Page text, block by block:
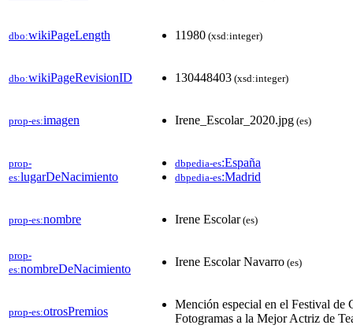
dbo:wikiPageLength 11980 (xsd:integer)
dbo:wikiPageRevisionID 130448403 (xsd:integer)
prop-es:imagen Irene_Escolar_2020.jpg (es)
prop-
es:lugarDeNacimiento
dbpedia-es:España
dbpedia-es:Madrid
prop-es:nombre Irene Escolar(es)
prop-
es:nombreDeNacimiento
Irene Escolar Navarro (es)
prop-es:otrosPremios
Mención especial en el Festival de
Fotogramas a la Mejor Actriz de